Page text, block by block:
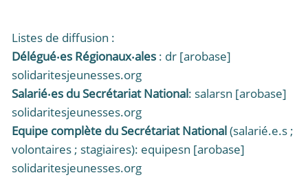
Listes de diffusion :
Délégué‧es Régionaux‧ales : dr [arobase]
solidaritesjeunesses.org
Salarié‧es du Secrétariat National: salarsn [arobase]
solidaritesjeunesses.org
Equipe complète du Secrétariat National(salarié.e.s ;
volontaires ; stagiaires): equipesn [arobase]
solidaritesjeunesses.org